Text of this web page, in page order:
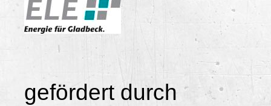
gefördert durch